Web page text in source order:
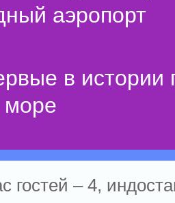
аэропорт
в истории
море
гостей – 4,